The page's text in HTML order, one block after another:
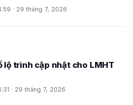
· 29 tháng 7, 2026
lộ trình cập nhật cho LMHT
· 29 tháng 7, 2026